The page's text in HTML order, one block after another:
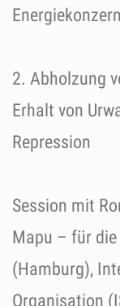
2. Abholzung
Erhalt von
Repression
Session mit
Mapu – für
(Hamburg),